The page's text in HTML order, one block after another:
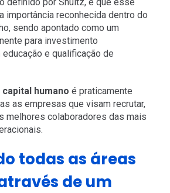
importância reconhecida dentro do
sendo apontado como um
para investimento
e qualificação de
humano é praticamente
as empresas que visam recrutar,
melhores colaboradores das mais
todas as áreas
de um